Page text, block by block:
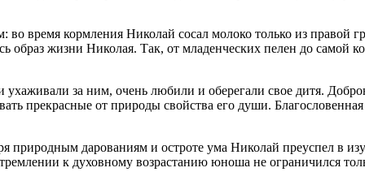
вре­мя корм­ле­ния Ни­ко­лай со­сал мо­ло­ко толь­ко из пра­вой
об­раз жиз­ни Ни­ко­лая. Так, от мла­ден­че­ских пе­лен до са­мой
уха­жи­ва­ли за ним, очень лю­би­ли и обе­ре­га­ли свое ди­тя.
пре­крас­ные от при­ро­ды свой­ства его ду­ши.
при­род­ным да­ро­ва­ни­ям и остро­те ума Ни­ко­лай пре­успел в
к ду­хов­но­му воз­рас­та­нию юно­ша не огра­ни­чил­ся